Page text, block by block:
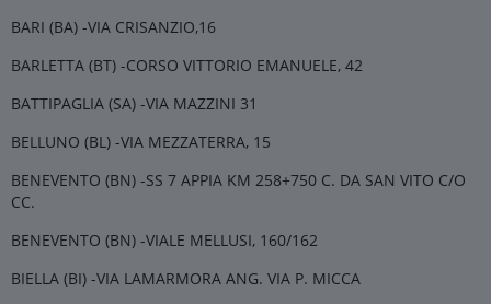
BARI (BA) -VIA CRISANZIO,16
BARLETTA (BT) -CORSO VITTORIO EMANUELE, 42
BATTIPAGLIA (SA) -VIA MAZZINI 31
BELLUNO (BL) -VIA MEZZATERRA, 15
BENEVENTO (BN) -SS 7 APPIA KM 258+750 C. DA SAN VITO C/O
CC.
BENEVENTO (BN) -VIALE MELLUSI, 160/162
BIELLA (BI) -VIA LAMARMORA ANG. VIA P. MICCA